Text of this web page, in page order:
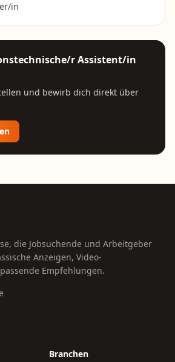
in
r Assistent/in
und bewirb dich direkt über
die Jobsuchende und Arbeitgeber
Anzeigen, Video-
Empfehlungen.
Branchen